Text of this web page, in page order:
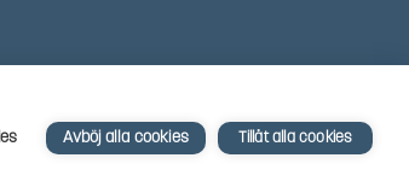
Avböj alla cookies Tillåt alla cookies